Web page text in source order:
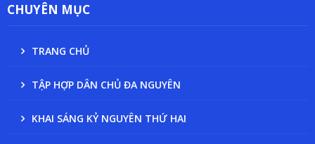
CHUYÊN MỤC
TRANG CHỦ
TẬP HỢP DÂN CHỦ ĐA NGUYÊN
KHAI SÁNG KỶ NGUYÊN THỨ HAI